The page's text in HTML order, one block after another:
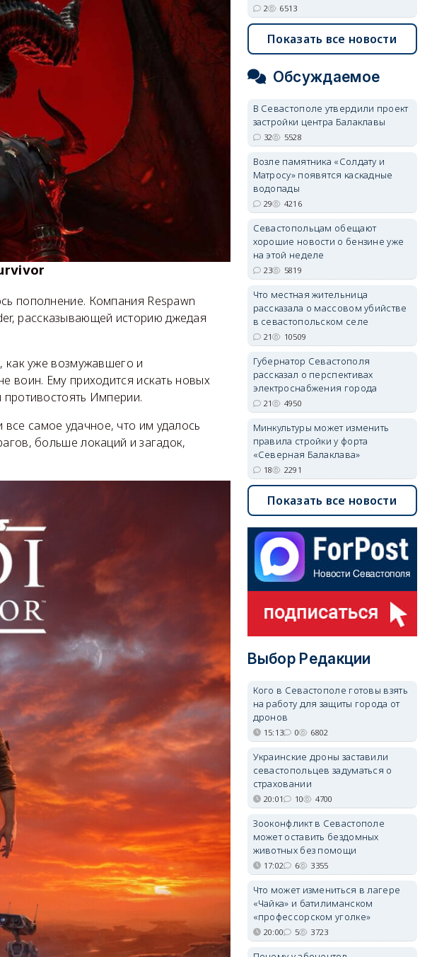
пополнение. Компания Respawn
рассказывающей историю джедая
как уже возмужавшего и
воин. Ему приходится искать новых
Империи.
самое удачное, что им удалось
больше локаций и загадок,
2 6513
Показать все новости
Обсуждаемое
В Севастополе утвердили проект
застройки центра Балаклавы
32 5528
Возле памятника «Солдату и
Матросу» появятся каскадные
водопады
29 4216
Севастопольцам обещают
хорошие новости о бензине уже
на этой неделе
23 5819
Что местная жительница
рассказала о массовом убийстве
в севастопольском селе
21 10509
Губернатор Севастополя
рассказал о перспективах
электроснабжения города
21 4950
Минкультуры может изменить
правила стройки у форта
«Северная Балаклава»
18 2291
Показать все новости
Выбор Редакции
Кого в Севастополе готовы взять
на работу для защиты города от
дронов
15:13 0 6802
Украинские дроны заставили
севастопольцев задуматься о
страховании
20:01 10 4700
Зооконфликт в Севастополе
может оставить бездомных
животных без помощи
17:02 6 3355
Что может измениться в лагере
«Чайка» и батилиманском
«профессорском уголке»
20:00 5 3723